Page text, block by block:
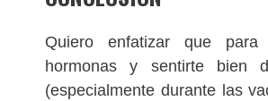
Quiero enfatizar que
hormonas y sentirte bien
(especialmente durante las